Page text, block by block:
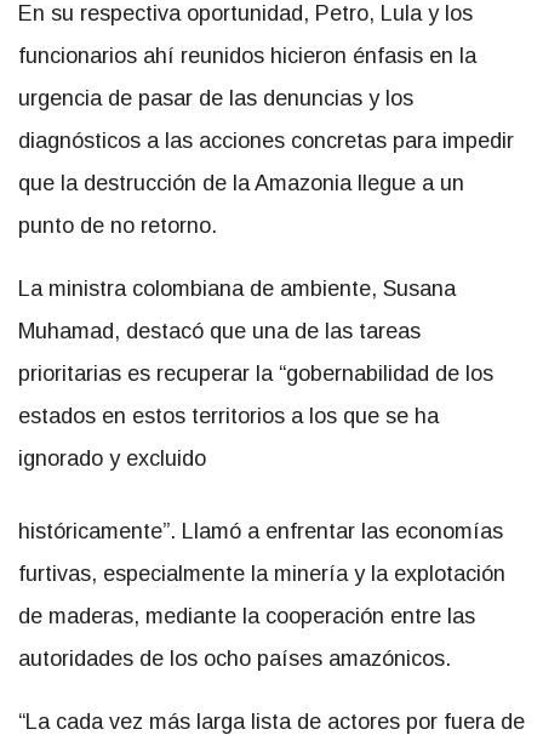
En su respectiva oportunidad, Petro, Lula y los
funcionarios ahí reunidos hicieron énfasis en la
urgencia de pasar de las denuncias y los
diagnósticos a las acciones concretas para impedir
que la destrucción de la Amazonia llegue a un
punto de no retorno.
La ministra colombiana de ambiente, Susana
Muhamad, destacó que una de las tareas
prioritarias es recuperar la “gobernabilidad de los
estados en estos territorios a los que se ha
ignorado y excluido
históricamente”. Llamó a enfrentar las economías
furtivas, especialmente la minería y la explotación
de maderas, mediante la cooperación entre las
autoridades de los ocho países amazónicos.
“La cada vez más larga lista de actores por fuera de